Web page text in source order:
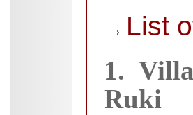
List
1.
Ruki